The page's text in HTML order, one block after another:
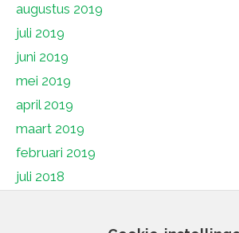
augustus 2019
juli 2019
juni 2019
mei 2019
april 2019
maart 2019
februari 2019
juli 2018